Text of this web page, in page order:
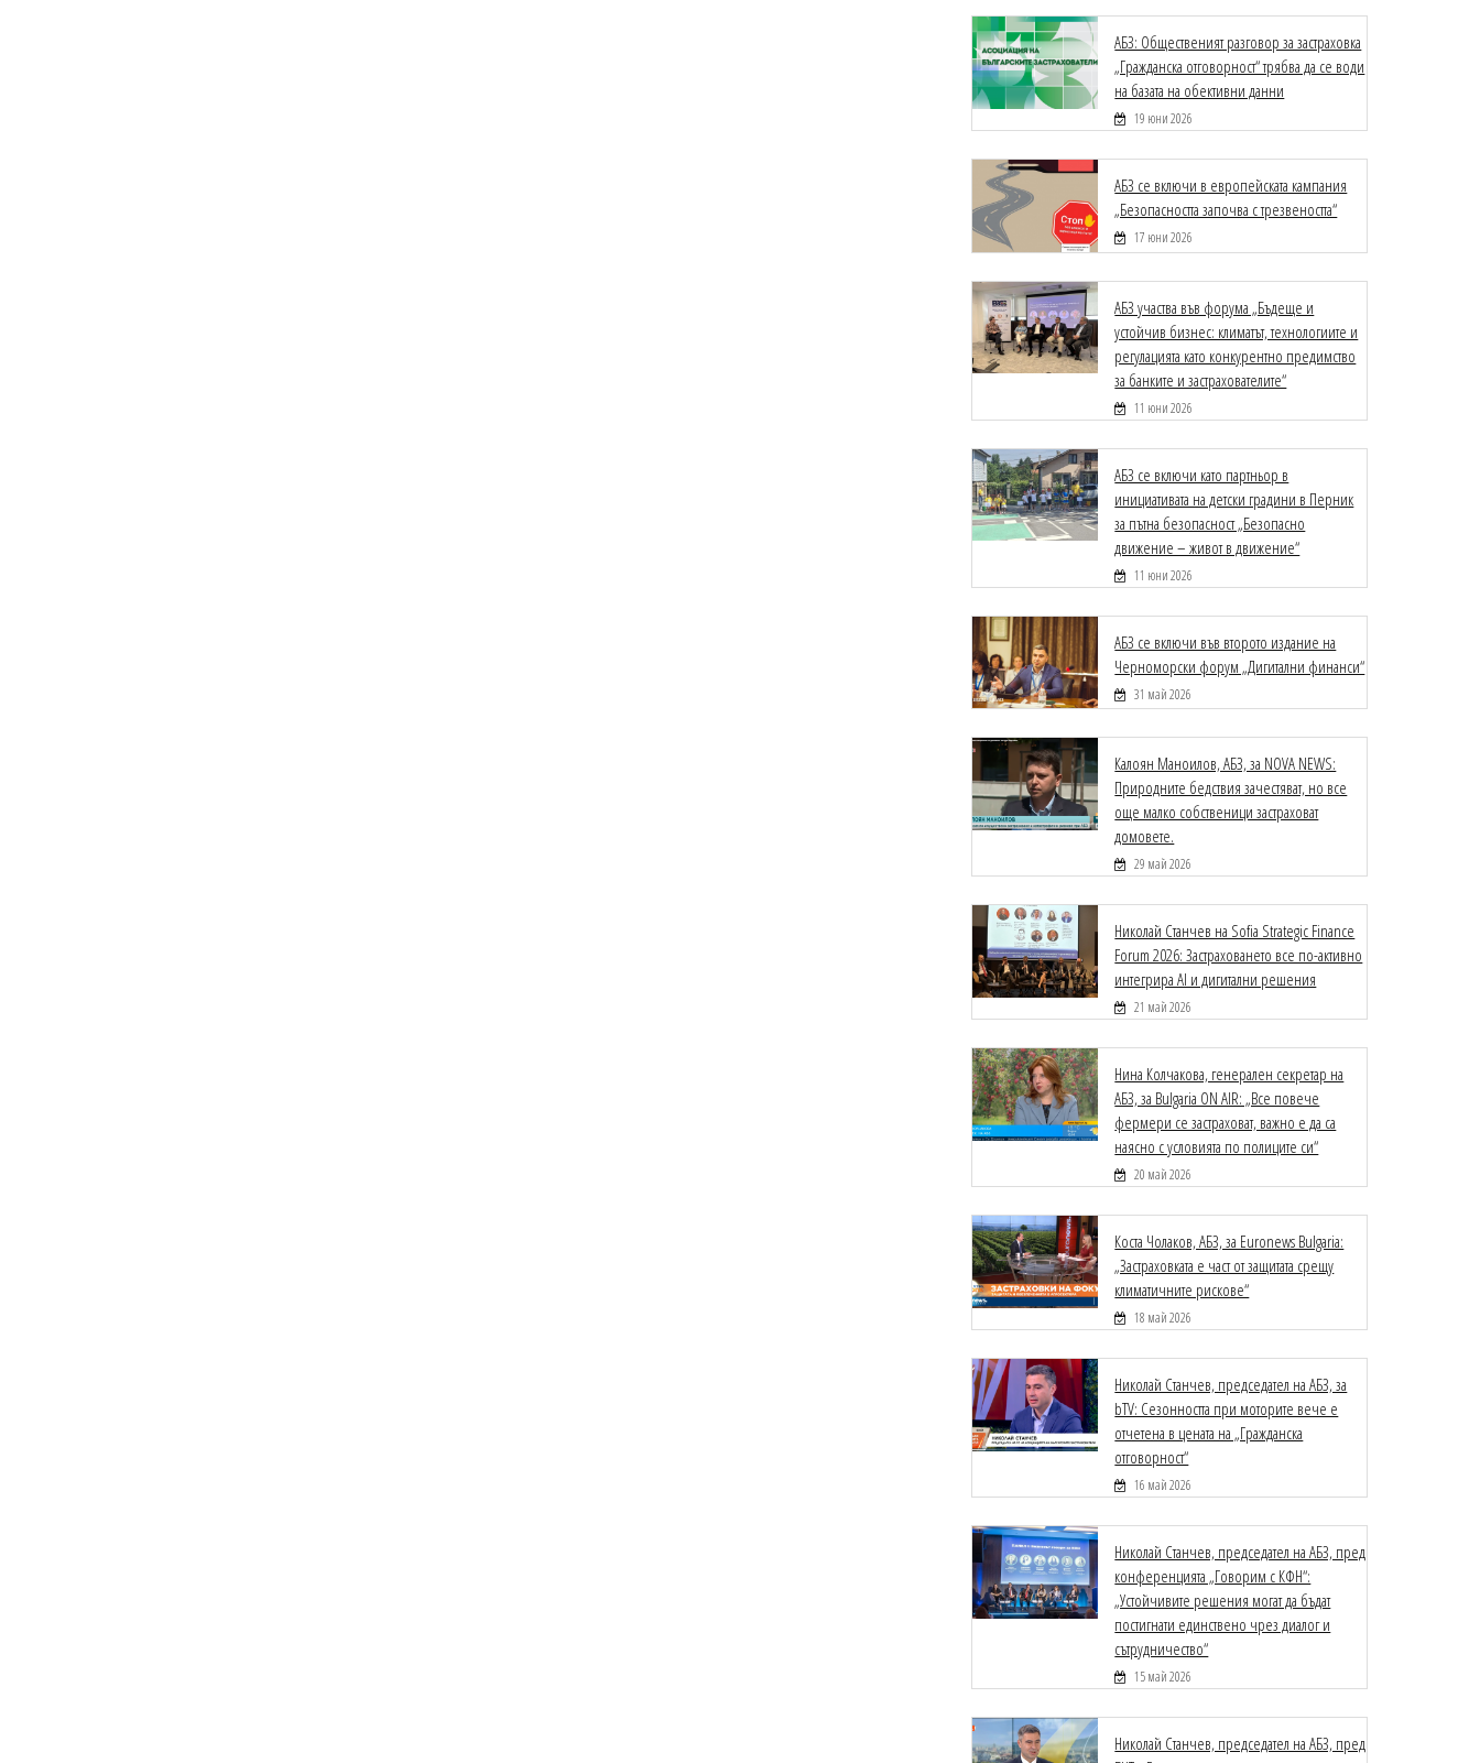
АБЗ: Общественият разговор за застраховка
„Гражданска отговорност“ трябва да се води
на базата на обективни данни
19 юни 2026
АБЗ се включи в европейската кампания
„Безопасността започва с трезвеността“
17 юни 2026
АБЗ участва във форума „Бъдеще и
устойчив бизнес: климатът, технологиите и
регулацията като конкурентно предимство
за банките и застрахователите“
11 юни 2026
АБЗ се включи като партньор в
инициативата на детски градини в Перник
за пътна безопасност „Безопасно
движение – живот в движение“
11 юни 2026
АБЗ се включи във второто издание на
Черноморски форум „Дигитални финанси“
31 май 2026
Калоян Маноилов, АБЗ, за NOVA NEWS:
Природните бедствия зачестяват, но все
още малко собственици застраховат
домовете.
29 май 2026
Николай Станчев на Sofia Strategic Finance
Forum 2026: Застраховането все по-активно
интегрира AI и дигитални решения
21 май 2026
Нина Колчакова, генерален секретар на
АБЗ, за Bulgaria ON AIR: „Все повече
фермери се застраховат, важно е да са
наясно с условията по полиците си“
20 май 2026
Коста Чолаков, АБЗ, за Euronews Bulgaria:
„Застраховката е част от защитата срещу
климатичните рискове“
18 май 2026
Николай Станчев, председател на АБЗ, за
bTV: Сезонността при моторите вече е
отчетена в цената на „Гражданска
отговорност“
16 май 2026
Николай Станчев, председател на АБЗ, пред
конференцията „Говорим с КФН“:
„Устойчивите решения могат да бъдат
постигнати единствено чрез диалог и
сътрудничество“
15 май 2026
Николай Станчев, председател на АБЗ, пред